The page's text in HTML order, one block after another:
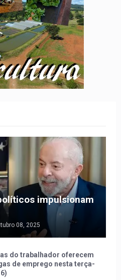
impulsionam
08, 2025
do trabalhador oferecem
de emprego nesta terça-